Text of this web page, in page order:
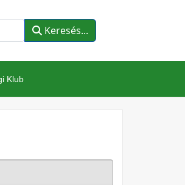
Keresés...
Klub